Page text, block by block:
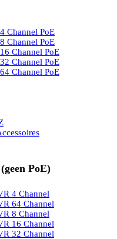
Channel PoE
Channel PoE
Channel PoE
Channel PoE
Channel PoE
PoE)
4 Channel
64 Channel
8 Channel
16 Channel
32 Channel